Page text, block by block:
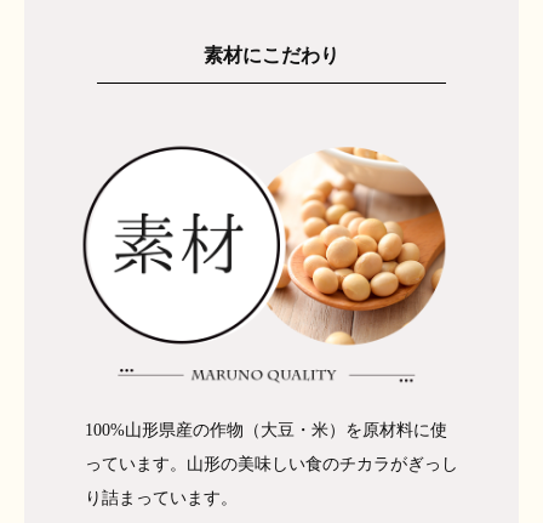
素材にこだわり
100%山形県産の作物（大豆・米）を原材料に使
っています。山形の美味しい食のチカラがぎっし
り詰まっています。